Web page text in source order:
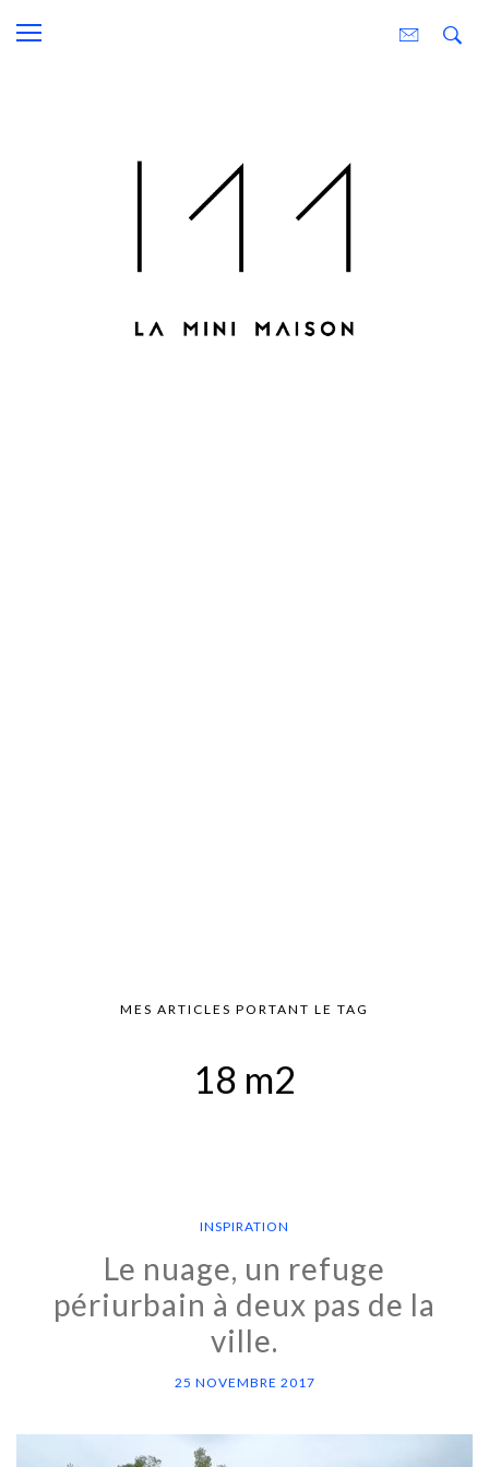
MES ARTICLES PORTANT LE TAG
18 m2
INSPIRATION
Le nuage, un refuge
périurbain à deux pas de la
ville.
25 NOVEMBRE 2017